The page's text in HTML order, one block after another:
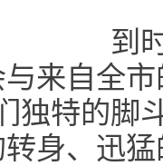
到
来自全
独特的脚
身、迅